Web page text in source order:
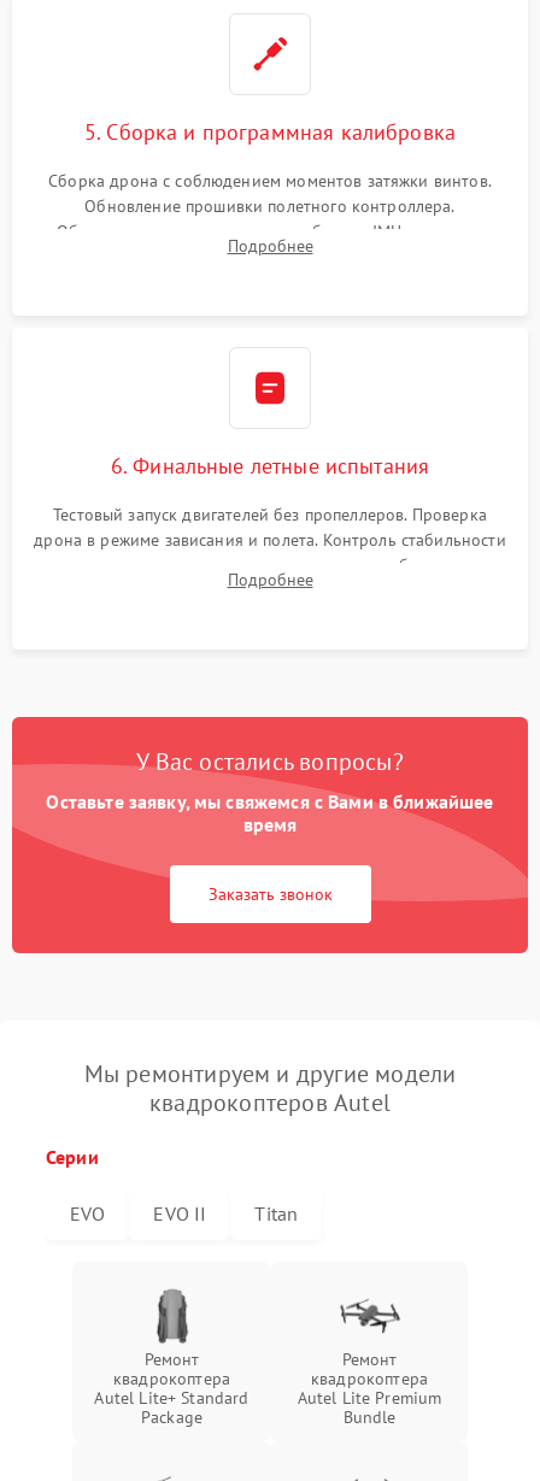
5. Сборка и программная калибровка
Сборка дрона с соблюдением моментов затяжки винтов.
Обновление прошивки полетного контроллера.
Обязательная программная калибровка IMU-сенсоров,
компаса, датчиков позиционирования и горизонта подвеса
Подробнее
6. Финальные летные испытания
Тестовый запуск двигателей без пропеллеров. Проверка
дрона в режиме зависания и полета. Контроль стабильности
удержания точки, качества передачи видео, работы системы
возврата домой (RTH) и дальности радиосвязи.
Подробнее
У Вас остались вопросы?
Оставьте заявку, мы свяжемся с Вами в ближайшее
время
Заказать звонок
Мы ремонтируем и другие модели
квадрокоптеров Autel
Серии
EVO EVO II Titan
Ремонт
квадрокоптера
Autel Lite+ Standard
Package
Ремонт
квадрокоптера
Autel Lite Premium
Bundle